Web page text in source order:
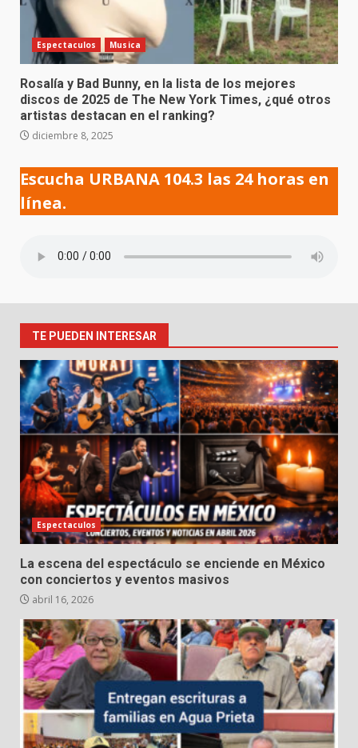
Espectaculos Musica
Rosalía y Bad Bunny, en la lista de los mejores
discos de 2025 de The New York Times, ¿qué otros
artistas destacan en el ranking?
diciembre 8, 2025
Escucha URBANA 104.3 las 24 horas en
línea.
TE PUEDEN INTERESAR
Espectaculos
La escena del espectáculo se enciende en México
con conciertos y eventos masivos
abril 16, 2026